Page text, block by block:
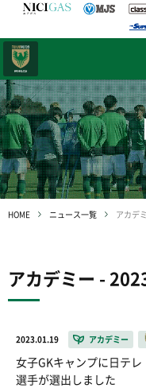
HOME ニュース一覧 アカデ
アカデミー -
2023.01.19 アカデミー
女子GKキャンプに日テ
選手が選出しました